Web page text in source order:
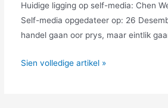
Huidige ligging op self-media: Chen
Self-media opgedateer op: 26
handel gaan oor prys, maar eintlik
Watter
Sien volledige artikel »